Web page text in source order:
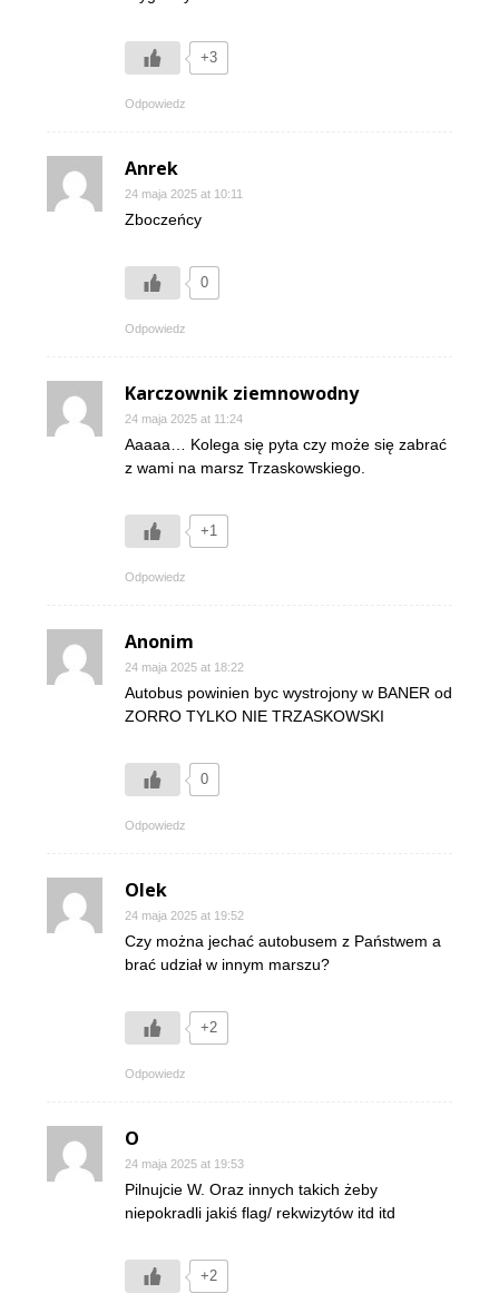
+3
Odpowiedz
Anrek
24 maja 2025 at 10:11
Zboczeńcy
0
Odpowiedz
Karczownik ziemnowodny
24 maja 2025 at 11:24
Aaaaa… Kolega się pyta czy może się zabrać
z wami na marsz Trzaskowskiego.
+1
Odpowiedz
Anonim
24 maja 2025 at 18:22
Autobus powinien byc wystrojony w BANER od
ZORRO TYLKO NIE TRZASKOWSKI
0
Odpowiedz
Olek
24 maja 2025 at 19:52
Czy można jechać autobusem z Państwem a
brać udział w innym marszu?
+2
Odpowiedz
O
24 maja 2025 at 19:53
Pilnujcie W. Oraz innych takich żeby
niepokradli jakiś flag/ rekwizytów itd itd
+2